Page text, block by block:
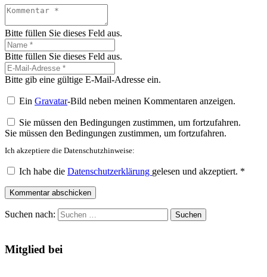
Bitte füllen Sie dieses Feld aus.
Bitte füllen Sie dieses Feld aus.
Bitte gib eine gültige E-Mail-Adresse ein.
EinGravatar-Bild neben meinen Kommentaren anzeigen.
Sie müssen den Bedingungen zustimmen, um fortzufahren.
Sie müssen den Bedingungen zustimmen, um fortzufahren.
Ich akzeptiere die Datenschutzhinweise:
Ich habe die Datenschutzerklärung gelesen und akzeptiert. *
Kommentar abschicken
Suchen nach:
Mitglied bei